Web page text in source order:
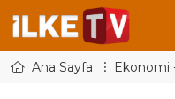
Ana Sayfa Ekonomi